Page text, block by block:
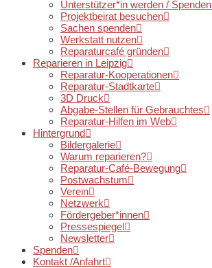
Unterstützer*in werden / Spenden
Projektbeirat besuchen
Sachen spenden
Werkstatt nutzen
Reparaturcafé gründen
Reparieren in Leipzig
Reparatur-Kooperationen
Reparatur-Stadtkarte
3D Druck
Abgabe-Stellen für Gebrauchtes
Reparatur-Hilfen im Web
Hintergrund
Bildergalerie
Warum reparieren?
Reparatur-Café-Bewegung
Postwachstum
Verein
Netzwerk
Fördergeber*innen
Pressespiegel
Newsletter
Spenden
Kontakt /Anfahrt